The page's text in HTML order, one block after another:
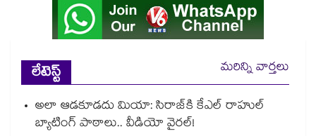
లేటెస్ట్
మరిన్ని వార్తలు
అలా ఆడకూడదు మియా: సిరాజ్‌కి కేఎల్ రాహుల్
బ్యాటింగ్ పాఠాలు.. వీడియో వైరల్!